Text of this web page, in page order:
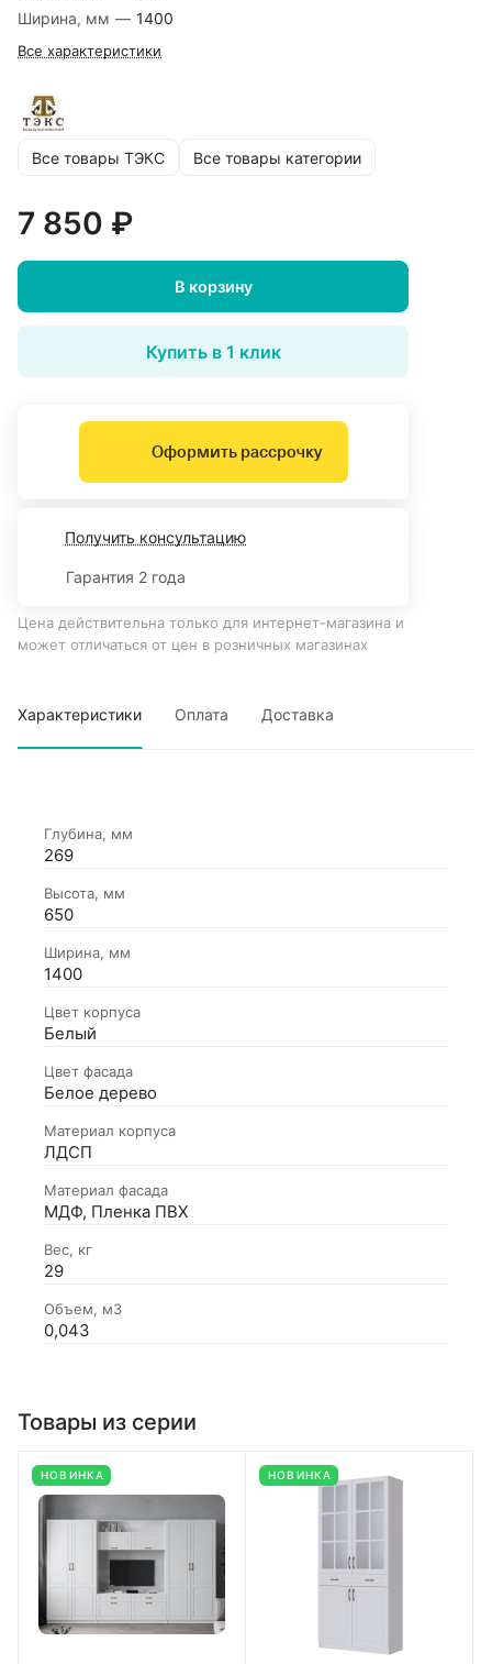
Ширина, мм — 1400
Все характеристики
Все товары ТЭКС Все товары категории
7 850 ₽
В корзину
Купить в 1 клик
Оформить рассрочку
Получить консультацию
Гарантия 2 года
Цена действительна только для интернет-магазина и
может отличаться от цен в розничных магазинах
Характеристики Оплата Доставка
Глубина, мм
269
Высота, мм
650
Ширина, мм
1400
Цвет корпуса
Белый
Цвет фасада
Белое дерево
Материал корпуса
ЛДСП
Материал фасада
МДФ, Пленка ПВХ
Вес, кг
29
Объем, м3
0,043
Товары из серии
НОВИНКА НОВИНКА